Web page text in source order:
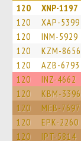
120 XNP-1197
120 XAP-5399
120 INM-5929
120 KZM-8656
120 AZB-6793
120 INZ-4662
120 KBM-3396
120 MEB-7697
120 EPK-2260
120 IPT-5814